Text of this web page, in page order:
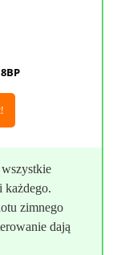
każdego.
zimnego
dają